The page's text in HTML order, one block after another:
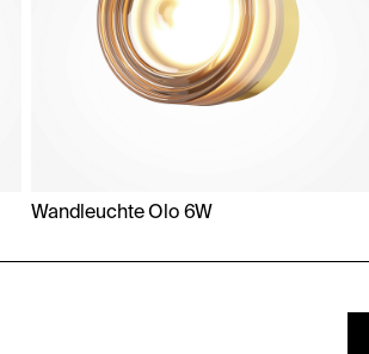
Wandleuchte Olo 6W